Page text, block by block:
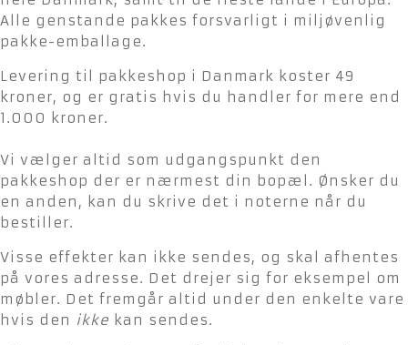
Alle genstande pakkes forsvarligt i miljøvenlig
pakke-emballage.
Levering til pakkeshop i Danmark koster 49
kroner, og er gratis hvis du handler for mere end
1.000 kroner.
Vi vælger altid som udgangspunkt den
pakkeshop der er nærmest din bopæl. Ønsker du
en anden, kan du skrive det i noterne når du
bestiller.
Visse effekter kan ikke sendes, og skal afhentes
på vores adresse. Det drejer sig for eksempel om
møbler. Det fremgår altid under den enkelte vare
hvis den ikke kan sendes.